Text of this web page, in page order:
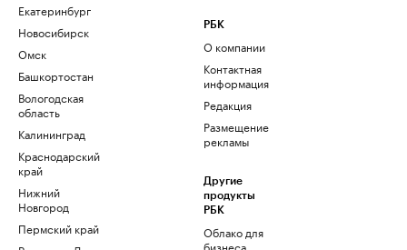
Екатеринбург
Новосибирск
Омск
Башкортостан
Вологодская
область
Калининград
Краснодарский
край
Нижний
Новгород
Пермский край
РБК
О компании
Контактная
информация
Редакция
Размещение
рекламы
Другие
продукты
РБК
Облако для
бизнеса